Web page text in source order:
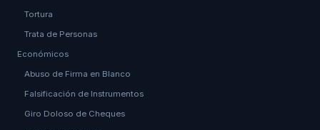
Tortura
Trata de Personas
Económicos
Abuso de Firma en Blanco
Falsificación de Instrumentos
Giro Doloso de Cheques